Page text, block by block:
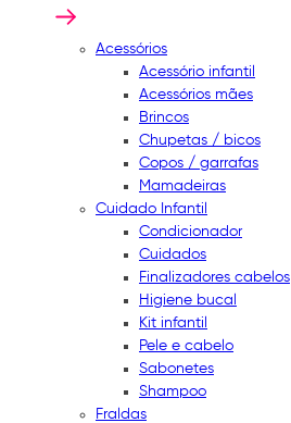
Acessórios
Acessório infantil
Acessórios mães
Brincos
Chupetas / bicos
Copos / garrafas
Mamadeiras
Cuidado Infantil
Condicionador
Cuidados
Finalizadores cabelos
Higiene bucal
Kit infantil
Pele e cabelo
Sabonetes
Shampoo
Fraldas